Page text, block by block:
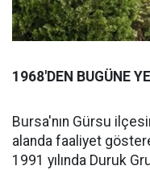
1968'DEN BUGÜNE
Bursa'nın Gürsu
alanda faaliyet
1991 yılında Duruk